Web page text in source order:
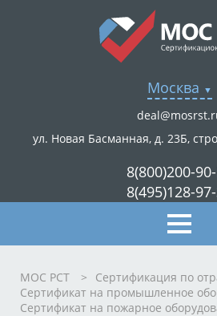
Москва
ул. Новая Басманная, д. 23Б,
8(800)200-
8(495)128-
МОС РСТ > Сертификация по
Сертификат на промышленное
Сертификат на пожарное